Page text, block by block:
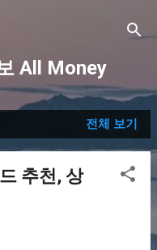
All Money
전체 보기
추천, 상